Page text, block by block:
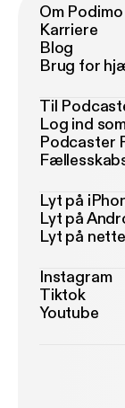
Om Podimo
Karriere
Blog
Brug for
Til
Log ind
Podcaster
Lyt på
Lyt på
Lyt på
Instagram
Tiktok
Youtube